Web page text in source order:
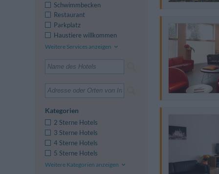
Schwimmbecken
Restaurant
Parkplatz
Haustiere willkommen
Weitere Services anzeigen
Kategorien
2 Sterne Hotels
3 Sterne Hotels
4 Sterne Hotels
5 Sterne Hotels
Weitere Kategorien anzeigen